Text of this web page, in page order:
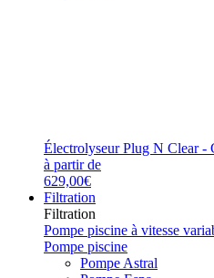
Électrolyseur Plug N Clear -
à partir de
629,00€
Filtration
Filtration
Pompe piscine à vitesse
Pompe piscine
Pompe Astral